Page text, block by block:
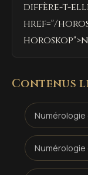
diffère-t-
href="/
Contenus
Numérologie